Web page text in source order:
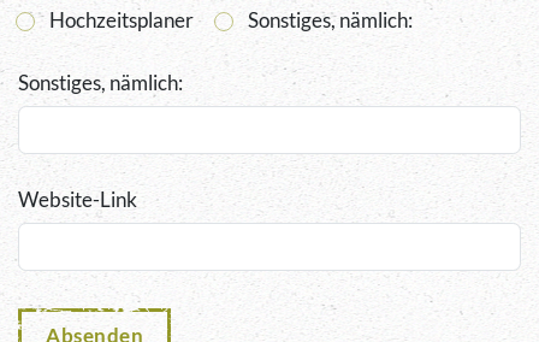
Hochzeitsplaner
Sonstiges, nämlich:
Sonstiges, nämlich:
Website-Link
Absenden